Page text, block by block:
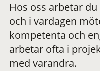
Hos oss arbetar
och i vardagen
kompetenta och
arbetar ofta i
med varandra.